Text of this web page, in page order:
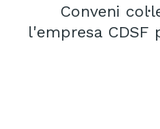
Conveni
l'empresa CDSF